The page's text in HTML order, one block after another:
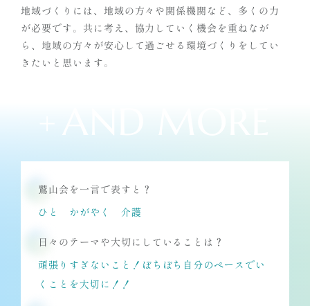
地域づくりには、地域の方々や関係機関など、多くの力
が必要です。共に考え、協力していく機会を重ねなが
ら、地域の方々が安心して過ごせる環境づくりをしてい
きたいと思います。
+ AND MORE
鷲山会を一言で表すと？
ひと かがやく 介護
日々のテーマや大切にしていることは？
頑張りすぎないこと！ぼちぼち自分のペースでい
くことを大切に！！